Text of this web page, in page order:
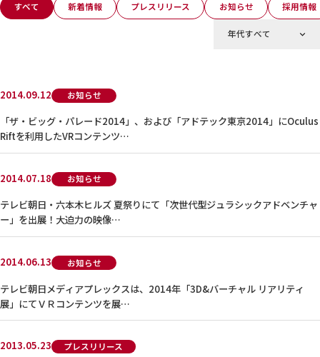
すべて 新着情報 プレスリリース お知らせ 採用情報
2014.09.12 お知らせ
「ザ・ビッグ・パレード2014」、および「アドテック東京2014」にOculus
Riftを利用したVRコンテンツ…
2014.07.18 お知らせ
テレビ朝日・六本木ヒルズ 夏祭りにて「次世代型ジュラシックアドベンチャ
ー」を出展！大迫力の映像…
2014.06.13 お知らせ
テレビ朝日メディアプレックスは、2014年「3D&バーチャル リアリティ
展」にてＶＲコンテンツを展…
2013.05.23 プレスリリース